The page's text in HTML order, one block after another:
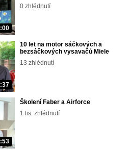
0 zhlédnutí
10 let na motor sáčkových a
bezsáčkových vysavačů Miele
13 zhlédnutí
Školení Faber a Airforce
1 tis. zhlédnutí